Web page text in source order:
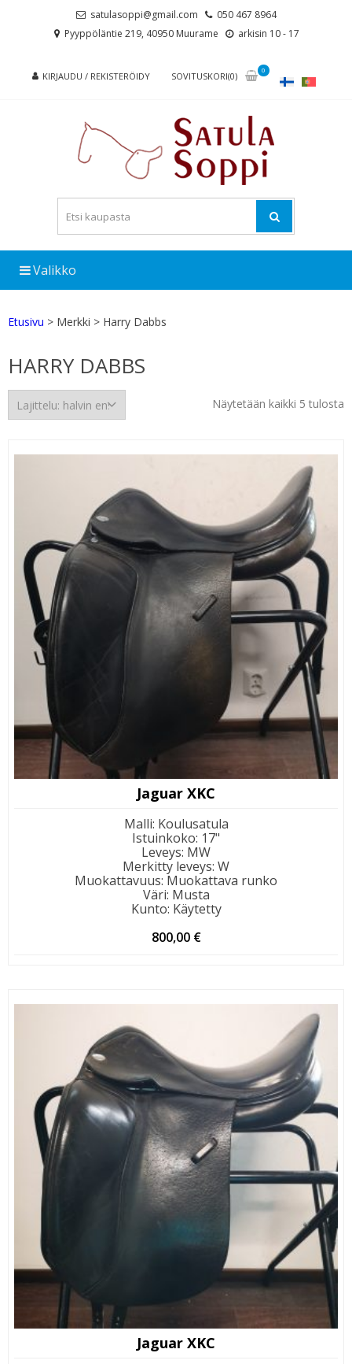
satulasoppi@gmail.com
050 467 8964
Pyyppöläntie 219, 40950 Muurame
arkisin 10 - 17
KIRJAUDU / REKISTERÖIDY SOVITUSKORI(0)
0
Valikko
Etusivu > Merkki > Harry Dabbs
HARRY DABBS
Näytetään kaikki 5 tulosta
Jaguar XKC
Malli: Koulusatula
Istuinkoko: 17"
Leveys: MW
Merkitty leveys: W
Muokattavuus: Muokattava runko
Väri: Musta
Kunto: Käytetty
800,00 €
Jaguar XKC